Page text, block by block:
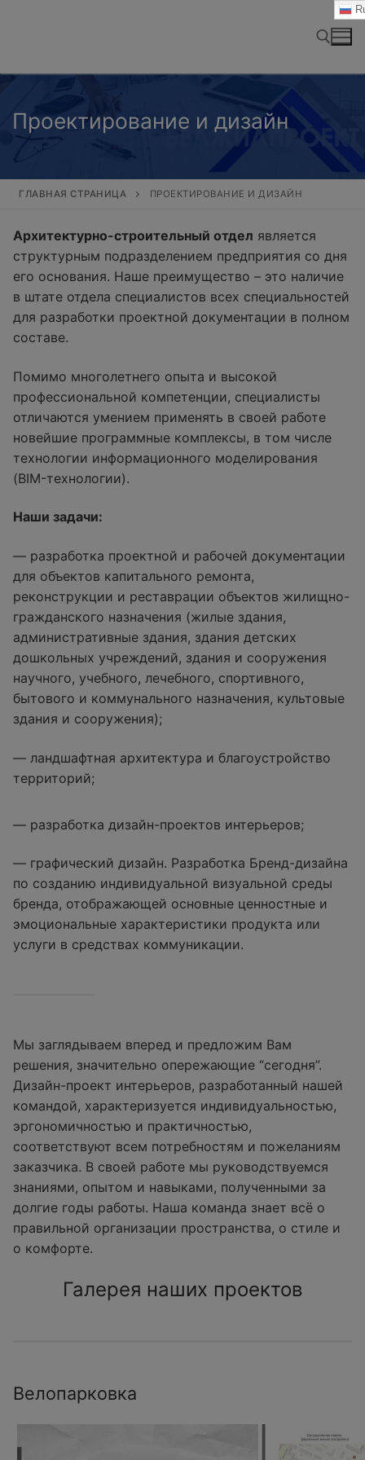
Проектирование и дизайн
ГЛАВНАЯ СТРАНИЦА ПРОЕКТИРОВАНИЕ И ДИЗАЙН
Архитектурно-строительный отдел является
структурным подразделением предприятия со дня
его основания. Наше преимущество – это наличие
в штате отдела специалистов всех специальностей
для разработки проектной документации в полном
составе.
Помимо многолетнего опыта и высокой
профессиональной компетенции, специалисты
отличаются умением применять в своей работе
новейшие программные комплексы, в том числе
технологии информационного моделирования
(BIM-технологии).
Наши задачи:
— разработка проектной и рабочей документации
для объектов капитального ремонта,
реконструкции и реставрации объектов жилищно-
гражданского назначения (жилые здания,
административные здания, здания детских
дошкольных учреждений, здания и сооружения
научного, учебного, лечебного, спортивного,
бытового и коммунального назначения, культовые
здания и сооружения);
— ландшафтная архитектура и благоустройство
территорий;
— разработка дизайн-проектов интерьеров;
— графический дизайн. Разработка Бренд-дизайна
по созданию индивидуальной визуальной среды
бренда, отображающей основные ценностные и
эмоциональные характеристики продукта или
услуги в средствах коммуникации.
Мы заглядываем вперед и предложим Вам
решения, значительно опережающие “сегодня”.
Дизайн-проект интерьеров, разработанный нашей
командой, характеризуется индивидуальностью,
эргономичностью и практичностью,
соответствуют всем потребностям и пожеланиям
заказчика. В своей работе мы руководствуемся
знаниями, опытом и навыками, полученными за
долгие годы работы. Наша команда знает всё о
правильной организации пространства, о стиле и
о комфорте.
Галерея наших проектов
Велопарковка